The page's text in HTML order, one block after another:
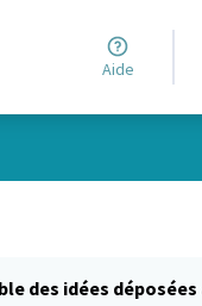
Aide
des idées